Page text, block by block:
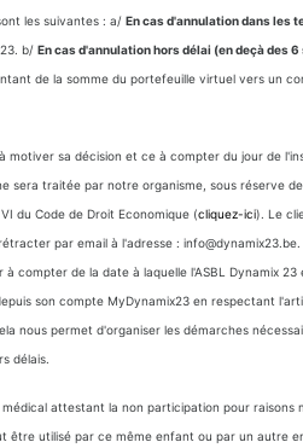
les suivantes : a/En cas d'annulation dans les
b/En cas d'annulation hors délai (en deçà des
de la somme du portefeuille virtuel vers un
sa décision et ce à compter du jour de
sera traitée par notre organisme, sous réserve
du Code de Droit Economique (cliquez-ici). Le
par email à l'adresse :
compter de la date à laquelle l'ASBL Dynamix 23
son compte MyDynamix23 en respectant
nous permet d'organiser les démarches
délais.
attestant la non participation pour raisons
être utilisé par ce même enfant ou par un autre